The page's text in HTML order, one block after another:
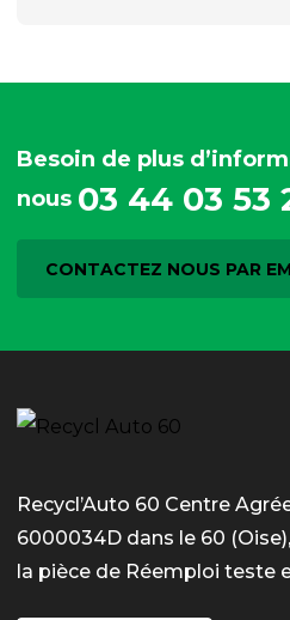
Besoin de plus
nous 03 44 03 53
CONTACTEZ NOUS PAR
Recycl’Auto 60 Centre
6000034D dans le 60
la pièce de Réemploi teste